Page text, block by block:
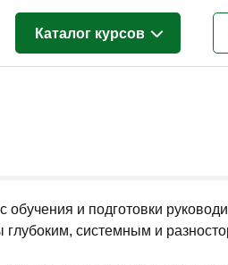
Каталог курсов
Маркетинг (187)
обучения и подготовки
системным и